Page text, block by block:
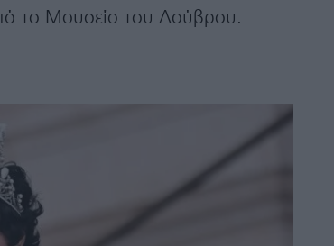
το Μουσείο του Λούβρου.